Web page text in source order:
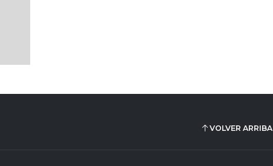
VOLVER ARRIBA